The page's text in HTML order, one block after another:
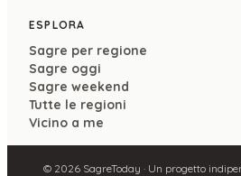
ESPLORA
Sagre per regione
Sagre oggi
Sagre weekend
Tutte le regioni
Vicino a me
© 2026SagreToday · Un progetto